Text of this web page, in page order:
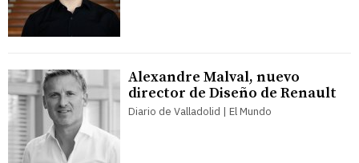
Alexandre Malval, nuevo
director de Diseño de Renault
Diario de Valladolid | El Mundo